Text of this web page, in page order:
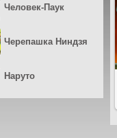
Человек-Паук
Черепашка Ниндзя
Наруто